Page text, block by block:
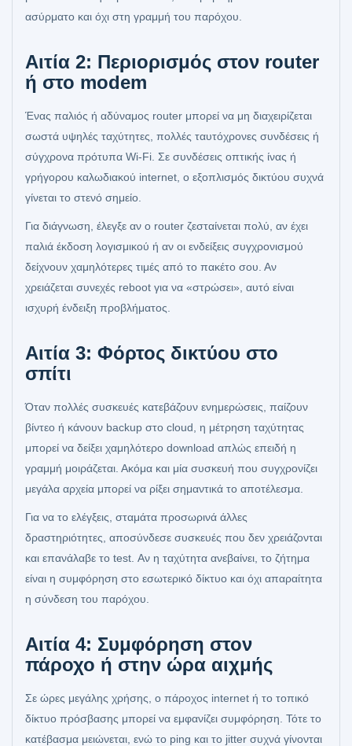
ασύρματο και όχι στη γραμμή του παρόχου.
Αιτία 2: Περιορισμός στον router
ή στο modem
Ένας παλιός ή αδύναμος router μπορεί να μη διαχειρίζεται
σωστά υψηλές ταχύτητες, πολλές ταυτόχρονες συνδέσεις ή
σύγχρονα πρότυπα Wi‑Fi. Σε συνδέσεις οπτικής ίνας ή
γρήγορου καλωδιακού internet, ο εξοπλισμός δικτύου συχνά
γίνεται το στενό σημείο.
Για διάγνωση, έλεγξε αν ο router ζεσταίνεται πολύ, αν έχει
παλιά έκδοση λογισμικού ή αν οι ενδείξεις συγχρονισμού
δείχνουν χαμηλότερες τιμές από το πακέτο σου. Αν
χρειάζεται συνεχές reboot για να «στρώσει», αυτό είναι
ισχυρή ένδειξη προβλήματος.
Αιτία 3: Φόρτος δικτύου στο
σπίτι
Όταν πολλές συσκευές κατεβάζουν ενημερώσεις, παίζουν
βίντεο ή κάνουν backup στο cloud, η μέτρηση ταχύτητας
μπορεί να δείξει χαμηλότερο download απλώς επειδή η
γραμμή μοιράζεται. Ακόμα και μία συσκευή που συγχρονίζει
μεγάλα αρχεία μπορεί να ρίξει σημαντικά το αποτέλεσμα.
Για να το ελέγξεις, σταμάτα προσωρινά άλλες
δραστηριότητες, αποσύνδεσε συσκευές που δεν χρειάζονται
και επανάλαβε το test. Αν η ταχύτητα ανεβαίνει, το ζήτημα
είναι η συμφόρηση στο εσωτερικό δίκτυο και όχι απαραίτητα
η σύνδεση του παρόχου.
Αιτία 4: Συμφόρηση στον
πάροχο ή στην ώρα αιχμής
Σε ώρες μεγάλης χρήσης, ο πάροχος internet ή το τοπικό
δίκτυο πρόσβασης μπορεί να εμφανίζει συμφόρηση. Τότε το
κατέβασμα μειώνεται, ενώ το ping και το jitter συχνά γίνονται